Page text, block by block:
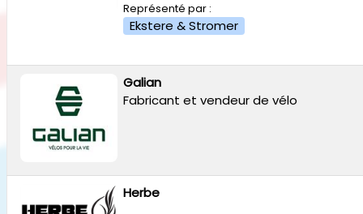
Représenté par :
Ekstere & Stromer
Galian
Fabricant et vendeur de vélo
Herbe